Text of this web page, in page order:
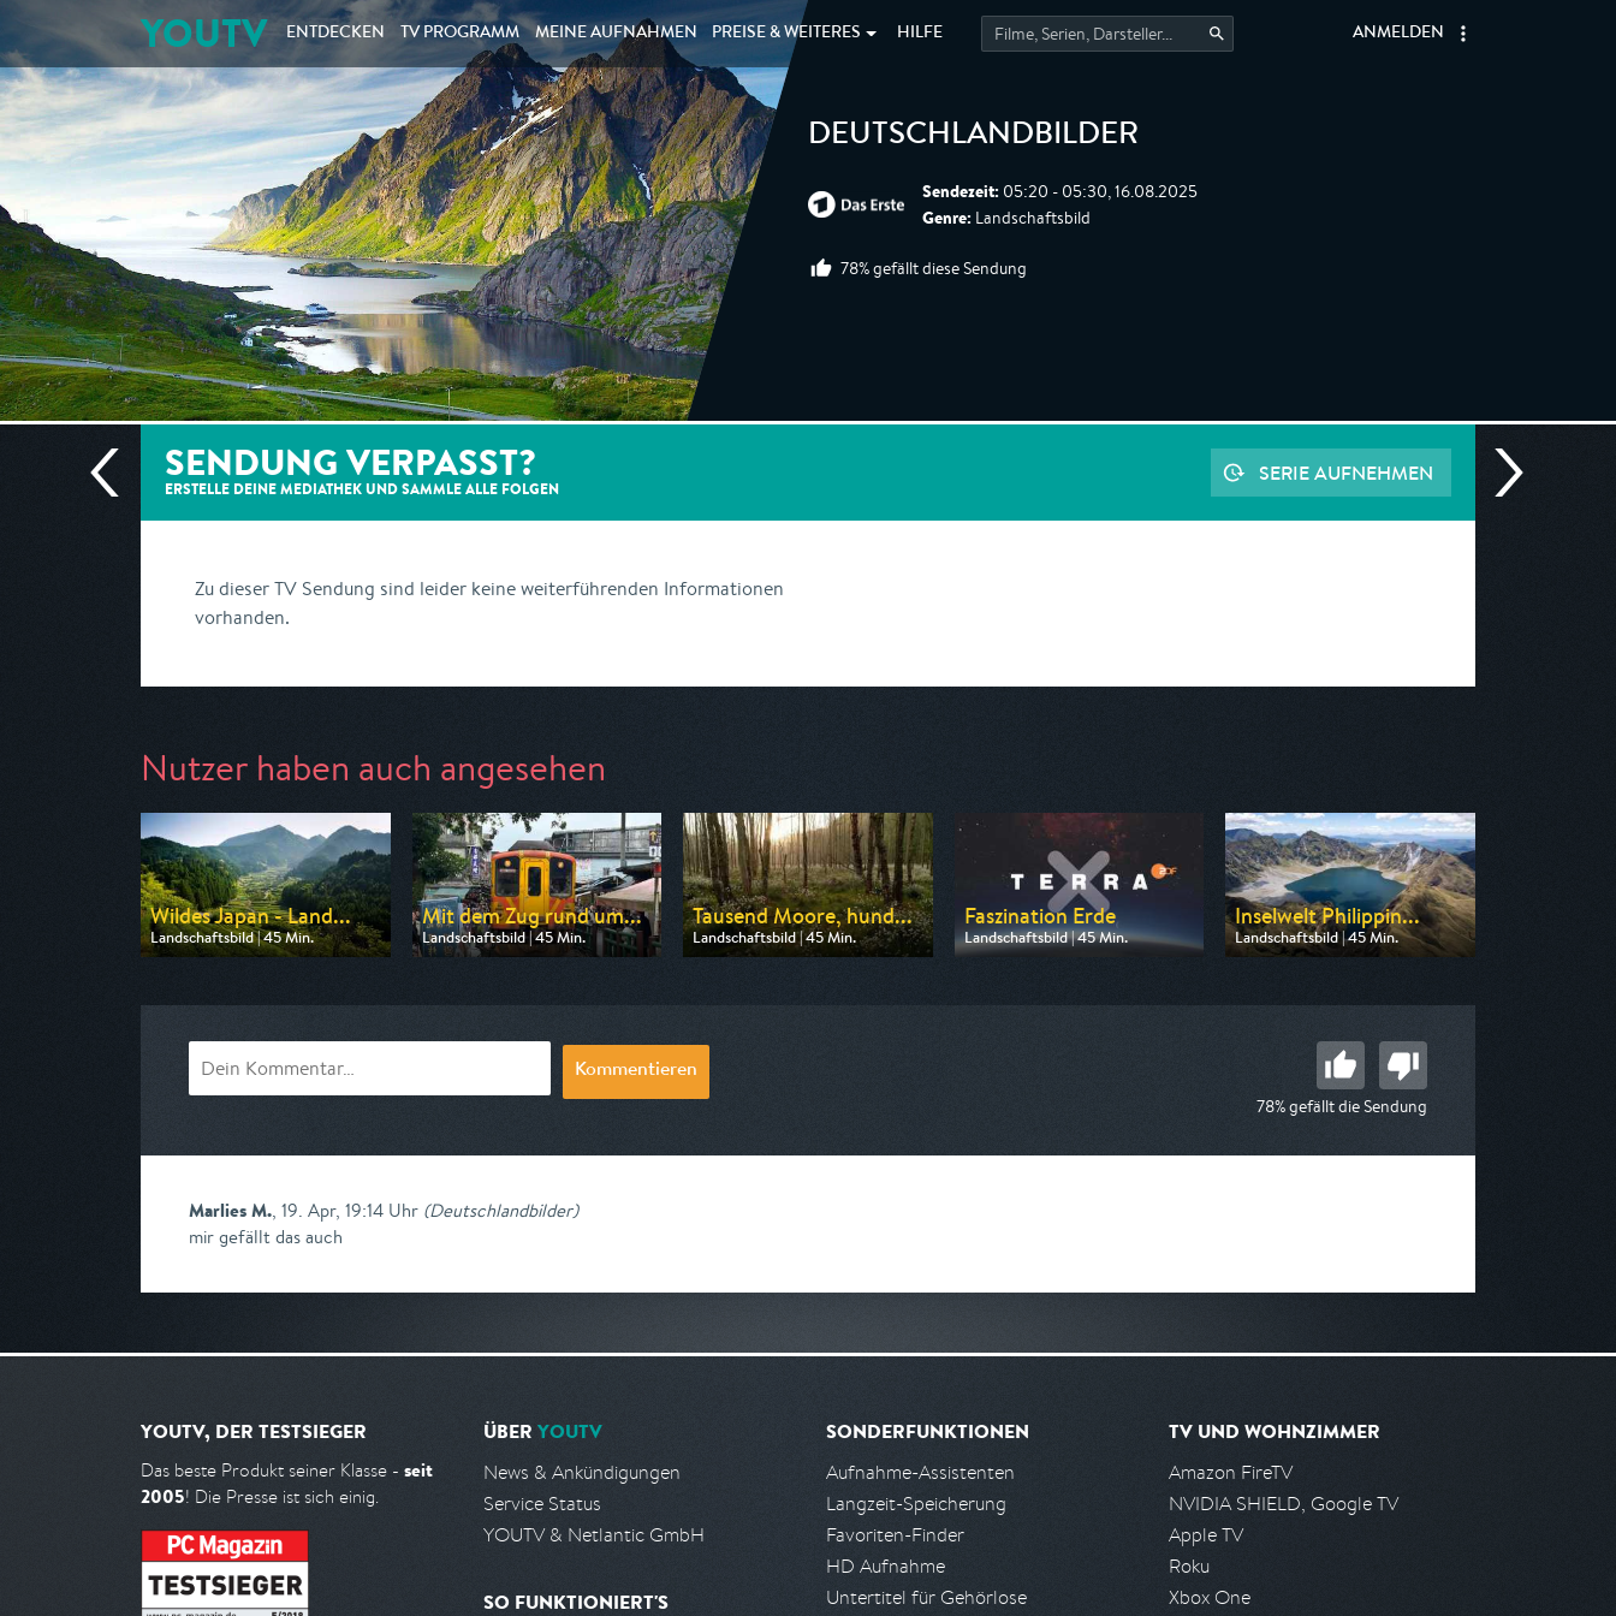
YOUTV ENTDECKEN TV PROGRAMM MEINE AUFNAHMEN PREISE & WEITERES HILFE ANMELDEN
DEUTSCHLANDBILDER
Sendezeit: 05:20 - 05:30, 16.08.2025
Genre: Landschaftsbild
78% gefällt diese Sendung
SENDUNG VERPASST?
ERSTELLE DEINE MEDIATHEK UND SAMMLE ALLE FOLGEN
SERIE AUFNEHMEN
Zu dieser TV Sendung sind leider keine weiterführenden Informationen
vorhanden.
Nutzer haben auch angesehen
Wildes Japan - Land...
Landschaftsbild | 45 Min.
Ausgestrahlt von Phoenix
Mit dem Zug rund um...
Landschaftsbild | 45 Min.
Ausgestrahlt von ARD alpha
Tausend Moore, hund...
Landschaftsbild | 45 Min.
Ausgestrahlt von rbb
Faszination Erde
Landschaftsbild | 45 Min.
Ausgestrahlt von ZDF neo
Inselwelt Philippin...
Landschaftsbild | 45 Min.
Ausgestrahlt von 3sat
Kommentieren
78% gefällt die Sendung
Marlies M., 19. Apr, 19:14 Uhr (Deutschlandbilder)
mir gefällt das auch
YOUTV, DER TESTSIEGER
Das beste Produkt seiner Klasse - seit
2005! Die Presse ist sich einig.
ÜBER YOUTV
News & Ankündigungen
Service Status
YOUTV & Netlantic GmbH
SO FUNKTIONIERT'S
SONDERFUNKTIONEN
Aufnahme-Assistenten
Langzeit-Speicherung
Favoriten-Finder
HD Aufnahme
Untertitel für Gehörlose
TV UND WOHNZIMMER
Amazon FireTV
NVIDIA SHIELD, Google TV
Apple TV
Roku
Xbox One